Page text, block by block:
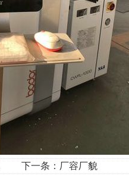
下一条： 厂容厂貌